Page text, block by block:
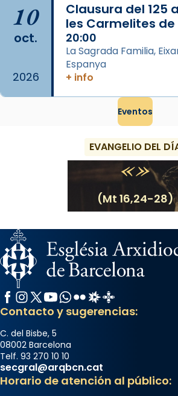
frare Joan Gaspar Roig,
que les santes són filles de
Mataró en reivindicarà les relíq
Foto
View on Facebook · Share
10
oct.
2026
Clausura del 125
les Carmelites
20:00
La Sagrada Familia,
Espanya
+ info
Eventos
EVANGELIO DEL
(Mt 16,24-28)
Facebook
Instagram
X / Twitter
YouTube
WhatsApp
FlickrRadio Estel
Catalunya
Contacto y sugerencias:
C. del Bisbe, 5
08002 Barcelona
Telf. 93 270 10 10
secgral@arqbcn.cat
Horario de atención al público: